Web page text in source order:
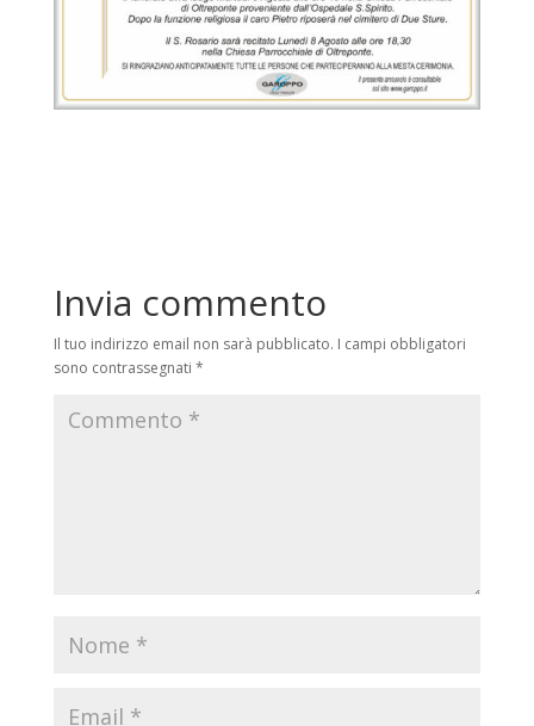
Invia commento
Il tuo indirizzo email non sarà pubblicato. I campi obbligatori
sono contrassegnati *